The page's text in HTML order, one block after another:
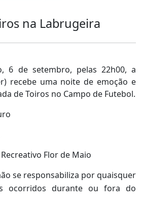
na Labrugeira
6 de setembro, pelas 22h00, a
recebe uma noite de emoção e
de Toiros no Campo de Futebol.
Flor de Maio
se responsabiliza por quaisquer
ocorridos durante ou fora do